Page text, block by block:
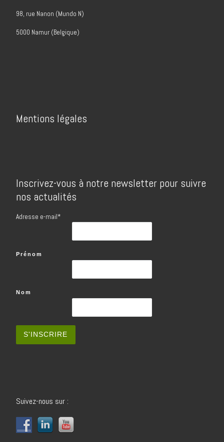
98, rue Nanon (Mundo N)
5000 Namur (Belgique)
Mentions légales
Inscrivez-vous à notre newsletter pour suivre
nos actualités
Adresse e-mail*
Prénom
Nom
Suivez-nous sur :